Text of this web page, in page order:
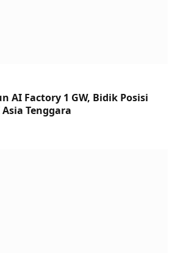
AI Factory 1 GW, Bidik Posisi
Tenggara